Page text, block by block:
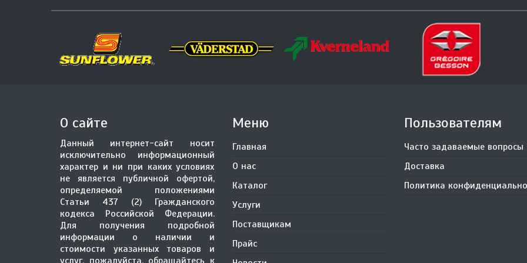
О сайте
Данный интернет-сайт носит
исключительно информационный
характер и ни при каких условиях
не является публичной офертой,
определяемой положениями
Статьи 437 (2) Гражданского
кодекса Российской Федерации.
Для получения подробной
информации о наличии и
стоимости указанных товаров и
услуг, пожалуйста, обращайтесь к
Меню
Главная
О нас
Каталог
Услуги
Поставщикам
Прайс
Пользователям
Часто задаваемые вопросы
Доставка
Политика